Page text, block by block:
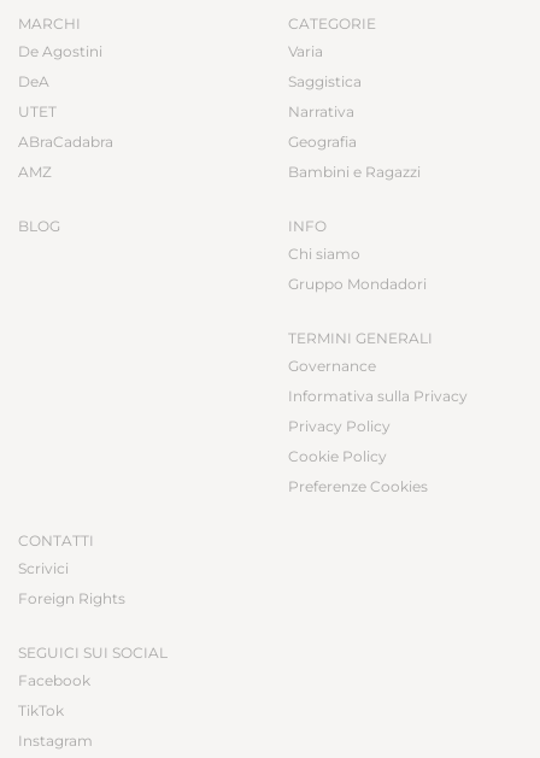
MARCHI
De Agostini
DeA
UTET
ABraCadabra
AMZ
BLOG
CATEGORIE
Varia
Saggistica
Narrativa
Geografia
Bambini e Ragazzi
INFO
Chi siamo
Gruppo Mondadori
TERMINI GENERALI
Governance
Informativa sulla Privacy
Privacy Policy
Cookie Policy
Preferenze Cookies
CONTATTI
Scrivici
Foreign Rights
SEGUICI SUI SOCIAL
Facebook
TikTok
Instagram